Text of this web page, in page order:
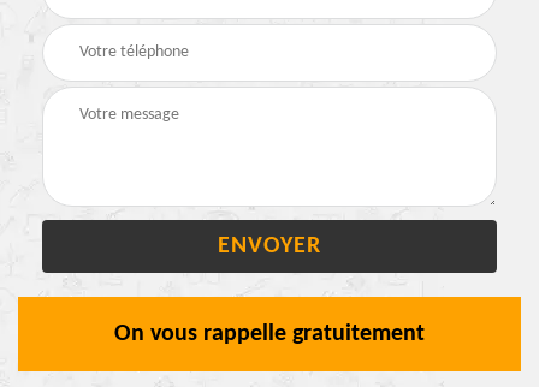
On vous rappelle gratuitement